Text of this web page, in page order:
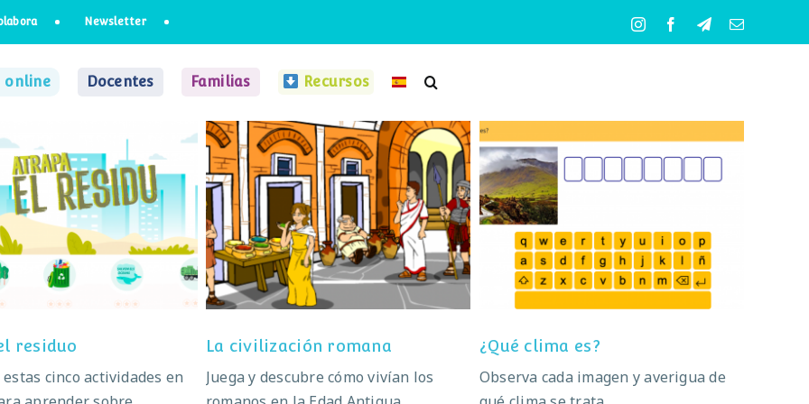
Newsletter InstagramFacebookTelegramCorreo
online Docentes Familias Recursos
Atrapa el residuo
residuo
cinco actividades en
La civilización romana
La civilización romana
Juega y descubre cómo vivían los
¿Qué clima es?
Observa cada imagen y averigua de